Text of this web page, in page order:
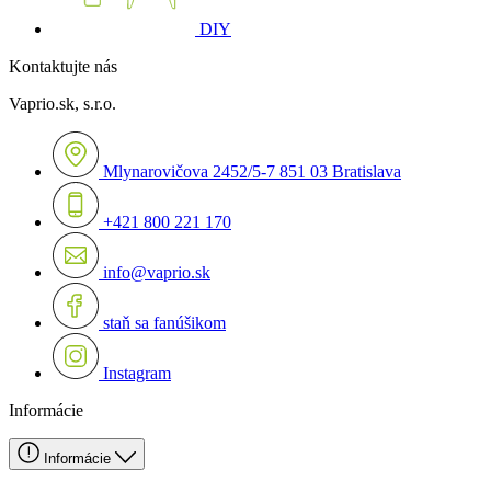
DIY
Kontaktujte nás
Vaprio.sk, s.r.o.
Mlynarovičova 2452/5-7 851 03 Bratislava
+421 800 221 170
info@vaprio.sk
staň sa fanúšikom
Instagram
Informácie
Informácie